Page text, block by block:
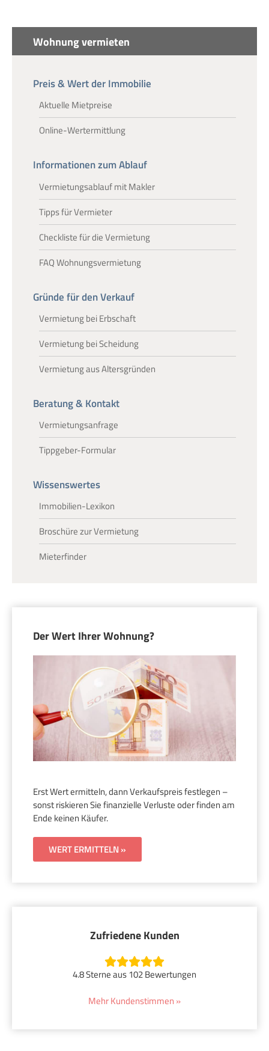
Wohnung vermieten
Preis & Wert der Immobilie
Aktuelle Mietpreise
Online-Wertermittlung
Informationen zum Ablauf
Vermietungsablauf mit Makler
Tipps für Vermieter
Checkliste für die Vermietung
FAQ Wohnungsvermietung
Gründe für den Verkauf
Vermietung bei Erbschaft
Vermietung bei Scheidung
Vermietung aus Altersgründen
Beratung & Kontakt
Vermietungsanfrage
Tippgeber-Formular
Wissenswertes
Immobilien-Lexikon
Broschüre zur Vermietung
Mieterfinder
Der Wert Ihrer Wohnung?
Erst Wert ermitteln, dann Verkaufspreis festlegen –
sonst riskieren Sie finanzielle Verluste oder finden am
Ende keinen Käufer.
WERT ERMITTELN »
Zufriedene Kunden
4.8 Sterne aus 102 Bewertungen
Mehr Kundenstimmen »